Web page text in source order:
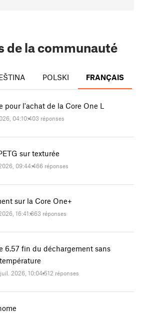
de la communauté
POLSKI FRANÇAIS
pour l'achat de la Core One L
04:10:403 réponses
sur texturée
09:44:466 réponses
sur la Core One+
16:41:363 réponses
6.57 fin du déchargement sans
2026, 10:04:512 réponses